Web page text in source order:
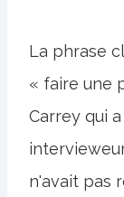
La phrase
« faire une
Carrey qui
n'avait pas